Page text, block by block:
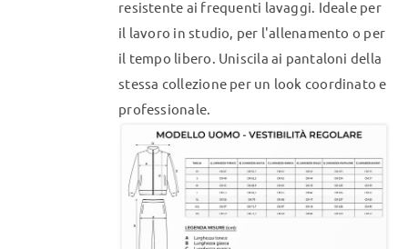
prodotto
resistente ai frequenti lavaggi. Ideale per
il lavoro in studio, per l'allenamento o per
il tempo libero. Uniscila ai pantaloni della
stessa collezione per un look coordinato e
professionale.